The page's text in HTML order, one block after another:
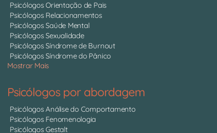
Psicólogos Orientação de Pais
Psicólogos Relacionamentos
Psicólogos Saúde Mental
Psicólogos Sexualidade
Psicólogos Síndrome de Burnout
Psicólogos Síndrome do Pânico
Mostrar Mais
Psicólogos por abordagem
Psicólogos Análise do Comportamento
Psicólogos Fenomenologia
Psicólogos Gestalt